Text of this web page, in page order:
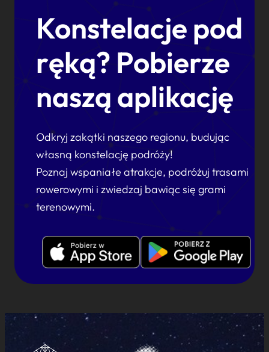
Konstelacje pod
ręką? Pobierze
naszą aplikację
Odkryj zakątki naszego regionu, budując
własną konstelację podróży!
Poznaj wspaniałe atrakcje, podróżuj trasami
rowerowymi i zwiedzaj bawiąc się grami
terenowymi.